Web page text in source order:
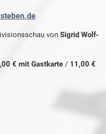
von Sigrid Wolf-
€ mit Gastkarte / 11,00 €